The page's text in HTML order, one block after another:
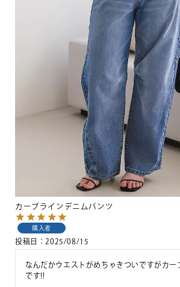
カーブラインデニムパンツ
購入者
投稿日 2025/08/15
なんだかウエストがめちゃきついですがカー
です!!